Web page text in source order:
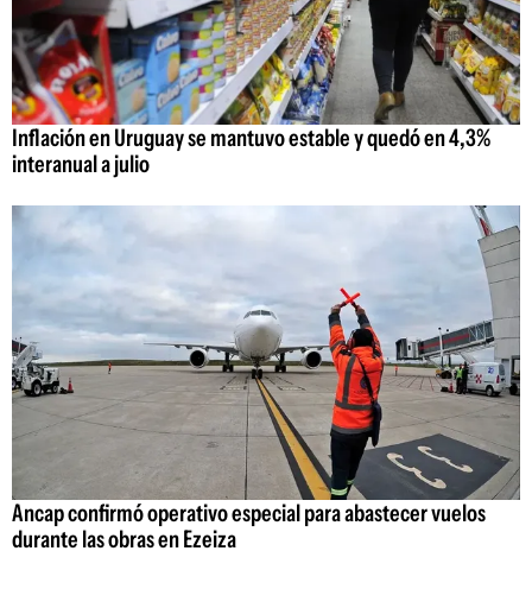
Inflación en Uruguay se mantuvo estable y quedó en 4,3%
interanual a julio
Ancap confirmó operativo especial para abastecer vuelos
durante las obras en Ezeiza